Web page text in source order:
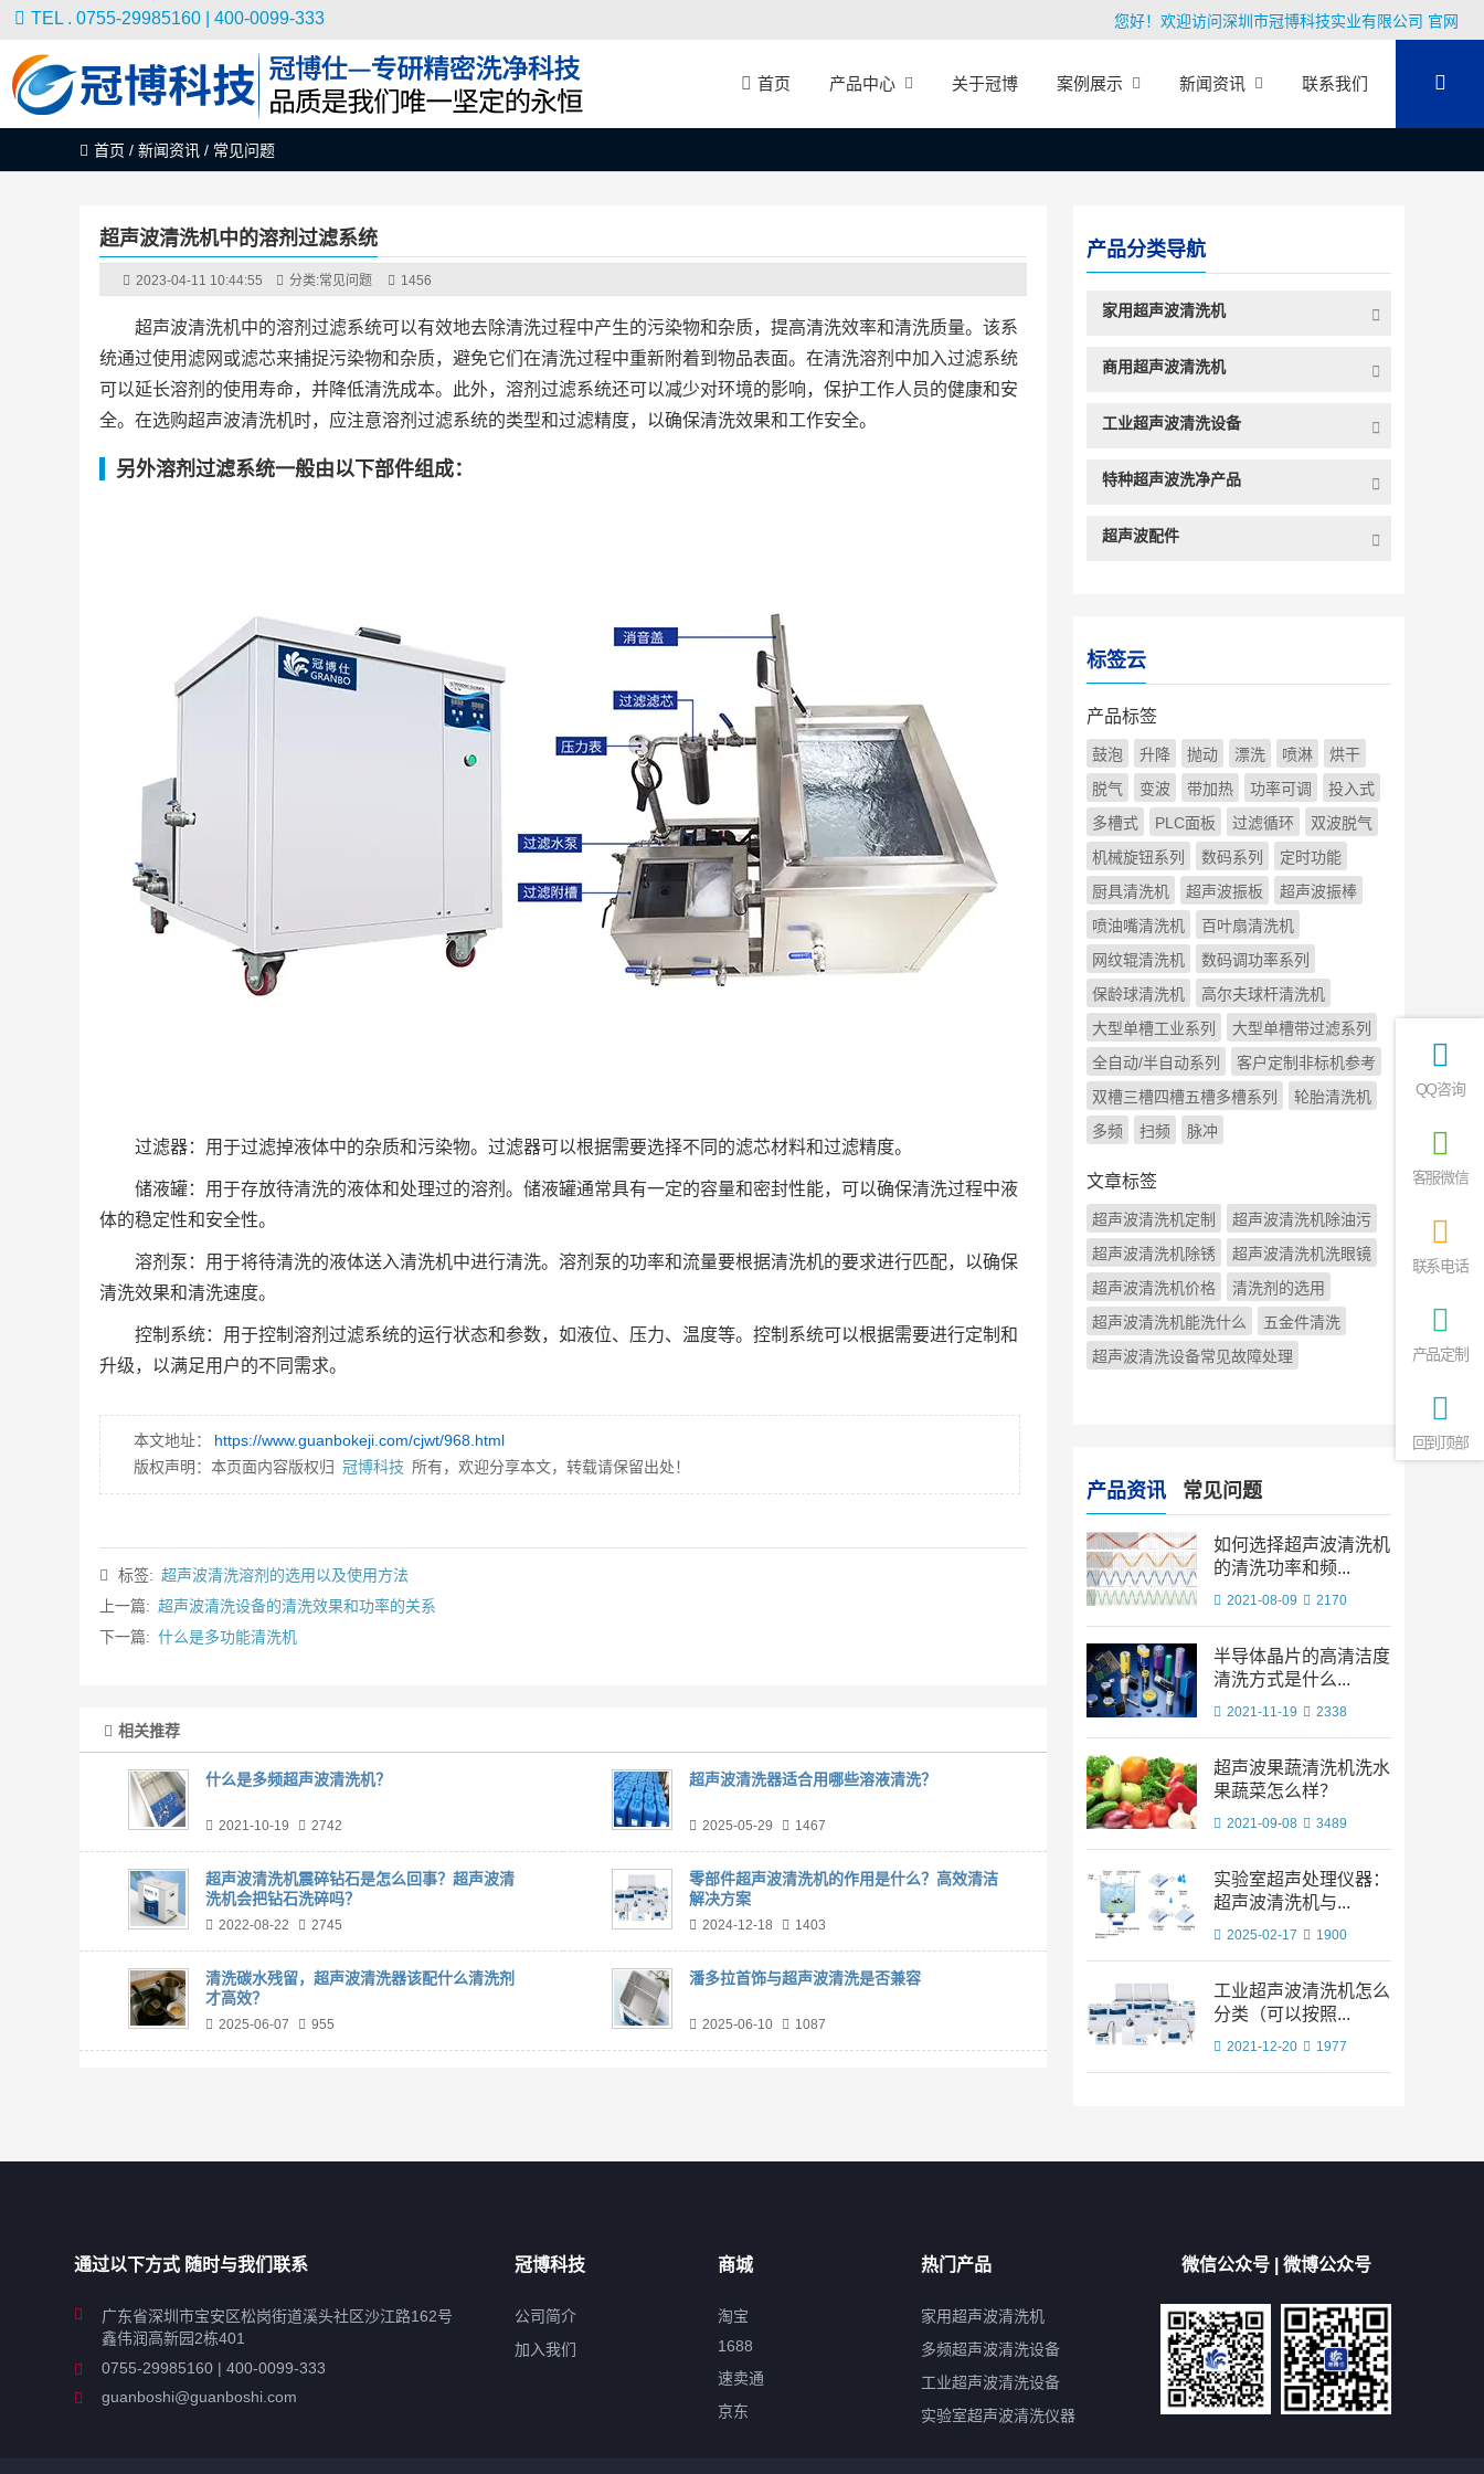
TEL . 0755-29985160 | 400-0099-333 您好！欢迎访问深圳市冠博科技实业有限公司 官网
首页 产品中心 关于冠博 案例展示 新闻资讯 联系我们
首页 / 新闻资讯 / 常见问题
超声波清洗机中的溶剂过滤系统
2023-04-11 10:44:55 分类:常见问题 1456
超声波清洗机中的溶剂过滤系统可以有效地去除清洗过程中产生的污染物和杂质，提高清洗效率和清洗质量。该系
统通过使用滤网或滤芯来捕捉污染物和杂质，避免它们在清洗过程中重新附着到物品表面。在清洗溶剂中加入过滤系统
可以延长溶剂的使用寿命，并降低清洗成本。此外，溶剂过滤系统还可以减少对环境的影响，保护工作人员的健康和安
全。在选购超声波清洗机时，应注意溶剂过滤系统的类型和过滤精度，以确保清洗效果和工作安全。
另外溶剂过滤系统一般由以下部件组成：
过滤器：用于过滤掉液体中的杂质和污染物。过滤器可以根据需要选择不同的滤芯材料和过滤精度。
储液罐：用于存放待清洗的液体和处理过的溶剂。储液罐通常具有一定的容量和密封性能，可以确保清洗过程中液
体的稳定性和安全性。
溶剂泵：用于将待清洗的液体送入清洗机中进行清洗。溶剂泵的功率和流量要根据清洗机的要求进行匹配，以确保
清洗效果和清洗速度。
控制系统：用于控制溶剂过滤系统的运行状态和参数，如液位、压力、温度等。控制系统可以根据需要进行定制和
升级，以满足用户的不同需求。
本文地址：
https://www.guanbokeji.com/cjwt/968.html
版权声明：本页面内容版权归 冠博科技 所有，欢迎分享本文，转载请保留出处！
标签: 超声波清洗溶剂的选用以及使用方法
上一篇: 超声波清洗设备的清洗效果和功率的关系
下一篇: 什么是多功能清洗机
相关推荐
什么是多频超声波清洗机？
2021-10-19 2742
超声波清洗器适合用哪些溶液清洗？
2025-05-29 1467
超声波清洗机震碎钻石是怎么回事？超声波清
洗机会把钻石洗碎吗？
2022-08-22 2745
零部件超声波清洗机的作用是什么？高效清洁
解决方案
2024-12-18 1403
清洗碳水残留，超声波清洗器该配什么清洗剂
才高效？
2025-06-07 955
潘多拉首饰与超声波清洗是否兼容
2025-06-10 1087
产品分类导航
家用超声波清洗机
商用超声波清洗机
工业超声波清洗设备
特种超声波洗净产品
超声波配件
标签云
产品标签
鼓泡 升降 抛动 漂洗 喷淋
烘干
脱气
变波 带加热 功率可调
投入式
多槽式
PLC面板 过滤循环
双波脱气
机械旋钮系列
数码系列
定时功能
厨具清洗机
超声波振板
超声波振棒
喷油嘴清洗机
百叶扇清洗机
网纹辊清洗机
数码调功率系列
保龄球清洗机
高尔夫球杆清洗机
大型单槽工业系列
大型单槽带过滤系列
全自动/半自动系列
客户定制非标机参考
双槽三槽四槽五槽多槽系列
轮胎清洗机
多频
扫频 脉冲
文章标签
超声波清洗机定制
超声波清洗机除油污
超声波清洗机除锈
超声波清洗机洗眼镜
超声波清洗机价格
清洗剂的选用
超声波清洗机能洗什么
五金件清洗
超声波清洗设备常见故障处理
产品资讯 常见问题
如何选择超声波清洗机
的清洗功率和频...
2021-08-09 2170
半导体晶片的高清洁度
清洗方式是什么...
2021-11-19 2338
超声波果蔬清洗机洗水
果蔬菜怎么样？
2021-09-08 3489
实验室超声处理仪器：
超声波清洗机与...
2025-02-17 1900
工业超声波清洗机怎么
分类（可以按照...
2021-12-20 1977
通过以下方式 随时与我们联系
广东省深圳市宝安区松岗街道溪头社区沙江路162号
鑫伟润高新园2栋401
0755-29985160 | 400-0099-333
guanboshi@guanboshi.com
冠博科技
公司简介
加入我们
商城
淘宝
1688
速卖通
京东
热门产品
家用超声波清洗机
多频超声波清洗设备
工业超声波清洗设备
实验室超声波清洗仪器
微信公众号 | 微博公众号
QQ咨询
客服微信
联系电话
产品定制
回到顶部